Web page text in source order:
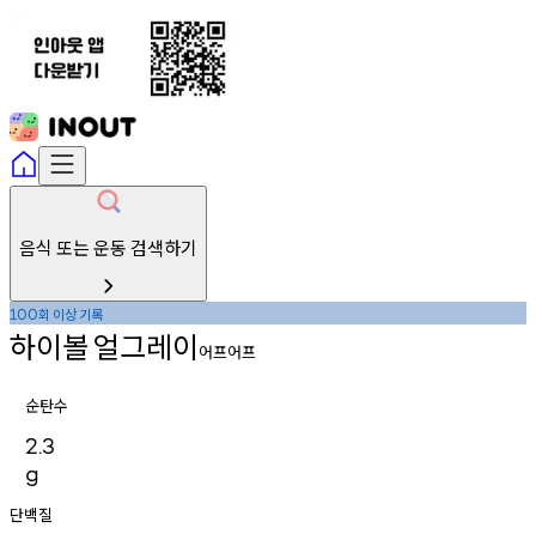
음식 또는 운동 검색하기
100회 이상기록
하이볼얼그레이 어프어프
순탄수
2.3
g
단백질